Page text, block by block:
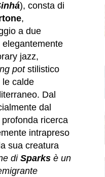
), consta di
,
a due
elegantemente
jazz,
potstilistico
le calde
Dal
dal
ricerca
intrapreso
sua creatura
di Sparks è un